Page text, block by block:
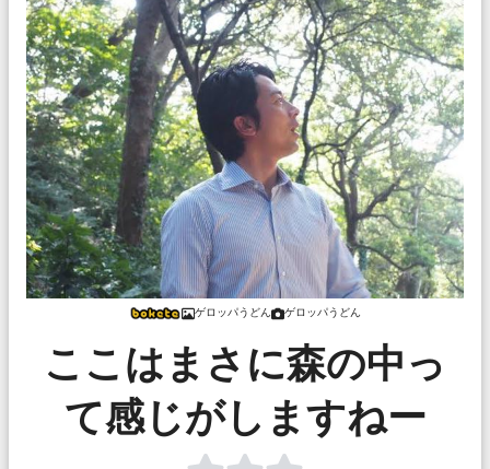
ゲロッパうどん ゲロッパうどん
ここはまさに森の中っ
て感じがしますねー